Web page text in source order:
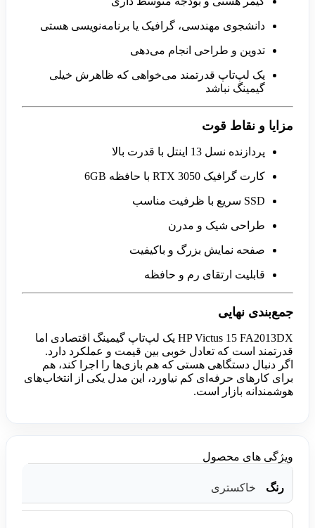
دانشجوی مهندسی، گرافیک یا برنامه‌نویسی هستی
تدوین و طراحی انجام می‌دهی
یک لپ‌تاپ قدرتمند می‌خواهی که ظاهرش خیلی
گیمینگ نباشد
مزایا و نقاط قوت
پردازنده نسل 13 اینتل با قدرت بالا
کارت گرافیک RTX 3050 با حافظه 6GB
SSD سریع با ظرفیت مناسب
طراحی شیک و مدرن
صفحه نمایش بزرگ و باکیفیت
قابلیت ارتقای رم و حافظه
جمع‌بندی نهایی
HP Victus 15 FA2013DX یک لپ‌تاپ گیمینگ اقتصادی اما
قدرتمند است که تعادل خوبی بین قیمت و عملکرد دارد.
اگر دنبال دستگاهی هستی که هم بازی‌ها را اجرا کند، هم
برای کارهای حرفه‌ای کم نیاورد، این مدل یکی از انتخاب‌های
هوشمندانه بازار است.
ویژگی های محصول
رنگ خاکستری